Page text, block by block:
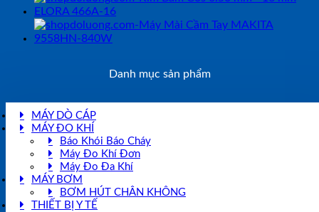
Danh mục sản phẩm
MÁY DÒ CÁP
MÁY ĐO KHÍ
Báo Khói Báo Cháy
Máy Đo Khí Đơn
Máy Đo Đa Khí
MÁY BƠM
BƠM HÚT CHÂN KHÔNG
THIẾT BỊ Y TẾ